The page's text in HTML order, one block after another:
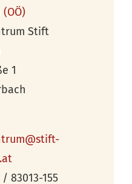
Stift
1
83013-155